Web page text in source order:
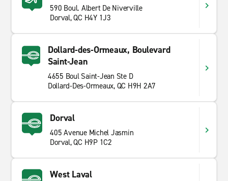
590 Boul. Albert De Niverville
Dorval, QC H4Y 1J3
Dollard-des-Ormeaux, Boulevard
Saint-Jean
4655 Boul Saint-Jean Ste D
Dollard-Des-Ormeaux, QC H9H 2A7
Dorval
405 Avenue Michel Jasmin
Dorval, QC H9P 1C2
West Laval